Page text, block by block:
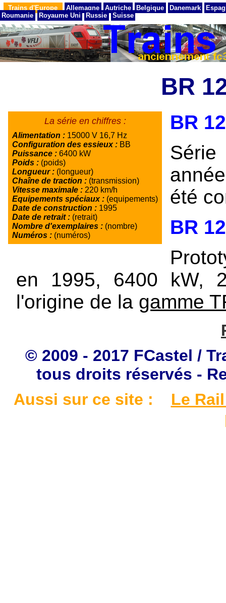
Trains d'Europe Allemagne Autriche Belgique Danemark
Roumanie
Royaume Uni Russie Suisse
BR
La série en chiffres :
Alimentation : 15000 V 16,7 Hz
Configuration des essieux : BB
Puissance : 6400 kW
Poids : (poids)
Longueur : (longueur)
Chaîne de traction : (transmission)
Vitesse maximale : 220 km/h
Equipements spéciaux : (equipements)
Date de construction : 1995
Date de retrait : (retrait)
Nombre d'exemplaires : (nombre)
Numéros : (numéros)
BR
été
BR
en 1995, 6400 kW,
l'origine de la gamme
© 2009 - 2017 FCastel /
tous droits réservés -
Aussi sur ce site :
Le